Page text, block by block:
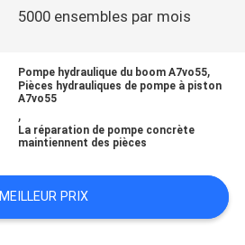
5000 ensembles par mois
Pompe hydraulique du boom A7vo55,
Pièces hydrauliques de pompe à piston
A7vo55
,
La réparation de pompe concrète
maintiennent des pièces
MEILLEUR PRIX